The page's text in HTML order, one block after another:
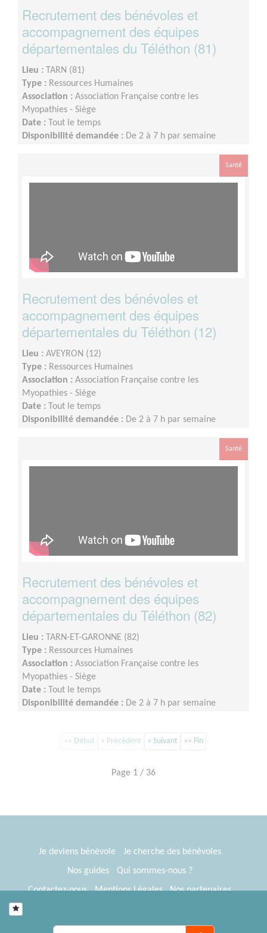
Recrutement des bénévoles et
accompagnement des équipes
départementales du Téléthon (81)
Lieu :
TARN (81)
Type : Ressources Humaines
Association : Association Française contre les
Myopathies - Siège
Date :
Tout le temps
Disponibilité demandée : De 2 à 7 h par semaine
Santé
Recrutement des bénévoles et
accompagnement des équipes
départementales du Téléthon (12)
Lieu : AVEYRON (12)
Type : Ressources Humaines
Association : Association Française contre les
Myopathies - Siège
Date :
Tout le temps
Disponibilité demandée : De 2 à 7 h par semaine
Santé
Recrutement des bénévoles et
accompagnement des équipes
départementales du Téléthon (82)
Lieu :
TARN-ET-GARONNE (82)
Type : Ressources Humaines
Association : Association Française contre les
Myopathies - Siège
Date :
Tout le temps
Disponibilité demandée : De 2 à 7 h par semaine
«« Début « Précédent » Suivant »» Fin
Page 1 / 36
Je deviens bénévole
Je cherche des bénévoles
Nos guides
Qui sommes-nous ?
Contactez-nous
Mentions Légales
Nos partenaires
® Tous Bénévoles 2012-2026
Webkast